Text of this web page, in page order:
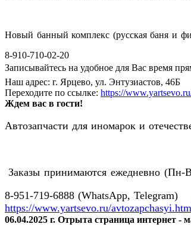
Новый банный комплекс (русская баня и
8-910-710-02-20
Записывайтесь на удобное для Вас время
Наш адрес: г. Ярцево, ул. Энтузиастов, 46Б
Переходите по ссылке: https://
Ждем вас в гости!
Автозапчасти для иномарок и
Заказы принимаются ежедневно (Пн-
8-951-719-6888 (WhatsApp, Telegram)
https://www.yartsevo.ru/
06.04.2025 г. Отрыта страница интернет -